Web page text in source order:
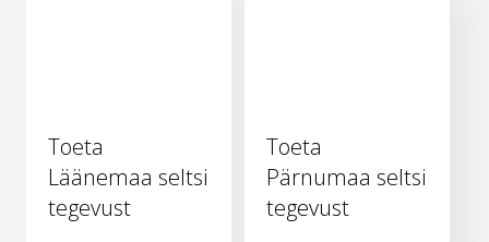
Toeta
Läänemaa seltsi
tegevust
Toeta
Pärnumaa seltsi
tegevust